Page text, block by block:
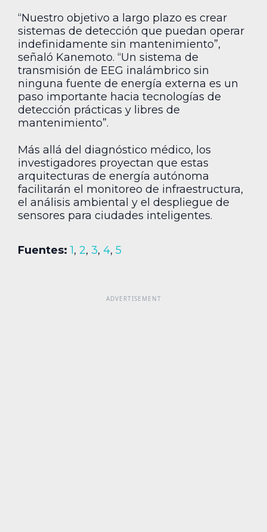
“Nuestro objetivo a largo plazo es crear
sistemas de detección que puedan operar
indefinidamente sin mantenimiento”,
señaló Kanemoto. “Un sistema de
transmisión de EEG inalámbrico sin
ninguna fuente de energía externa es un
paso importante hacia tecnologías de
detección prácticas y libres de
mantenimiento”.
Más allá del diagnóstico médico, los
investigadores proyectan que estas
arquitecturas de energía autónoma
facilitarán el monitoreo de infraestructura,
el análisis ambiental y el despliegue de
sensores para ciudades inteligentes.
Fuentes: 1, 2, 3, 4, 5